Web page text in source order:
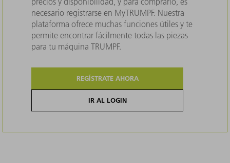
necesario registrarse en MyTRUMPF. Nuestra
plataforma ofrece muchas funciones útiles y te
permite encontrar fácilmente todas las piezas
para tu máquina TRUMPF.
REGÍSTRATE AHORA
IR AL LOGIN